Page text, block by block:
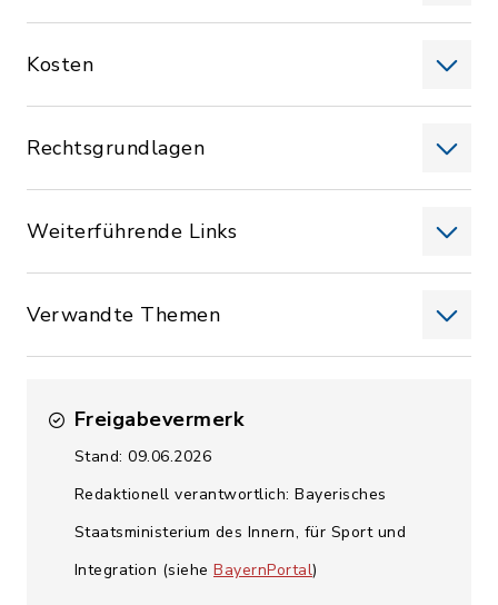
Kosten
Rechtsgrundlagen
Weiterführende Links
Verwandte Themen
Freigabevermerk
Stand: 09.06.2026
Redaktionell verantwortlich: Bayerisches
Staatsministerium des Innern, für Sport und
Integration (siehe BayernPortal)